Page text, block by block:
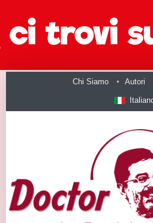
Chi Siamo Autori